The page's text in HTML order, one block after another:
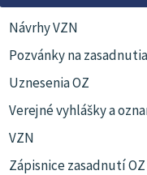
Návrhy VZN
Pozvánky na
Uznesenia OZ
Verejné vyhlášky a
VZN
Zápisnice zasadnutí OZ